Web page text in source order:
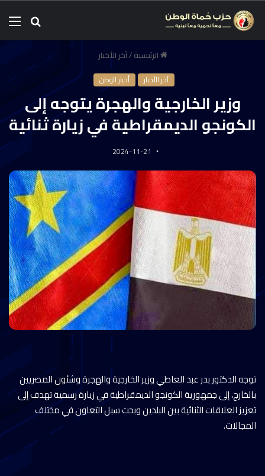
الرئيسية/آخر الأخبار
آخر الأخبار أخبار الوطن
وزير الخارجية والهجرة يتوجه إلى
الكونجو الديمقراطية في زيارة ثنائية
2024-11-21
توجه الدكتور بدر عبد العاطي وزير الخارجية والهجرة وشئون المصريين
بالخارج، إلى جمهورية الكونجو الديمقراطية في زيارة رسمية تهدف إلى
تعزيز العلاقات الثنائية بين البلدين وبحث سبل التعاون في مختلف
المجالات.